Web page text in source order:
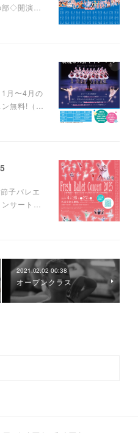
部◇開演…
月〜4月の
無料!（…
子バレエ
サート…
2021.02.02 00:38
オープンクラス